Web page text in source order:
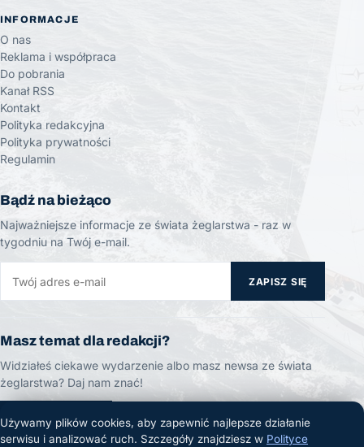
INFORMACJE
O nas
Reklama i współpraca
Do pobrania
Kanał RSS
Kontakt
Polityka redakcyjna
Polityka prywatności
Regulamin
Bądź na bieżąco
Najważniejsze informacje ze świata żeglarstwa - raz w
tygodniu na Twój e-mail.
ZAPISZ SIĘ
Masz temat dla redakcji?
Widziałeś ciekawe wydarzenie albo masz newsa ze świata
żeglarstwa? Daj nam znać!
ZGŁOŚ TEMAT
Używamy plików cookies, aby zapewnić najlepsze działanie
serwisu i analizować ruch. Szczegóły znajdziesz w Polityce